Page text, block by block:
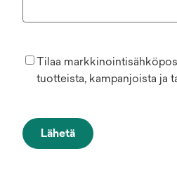
Tilaa
tuotteista, kampanjoista ja
Lähetä